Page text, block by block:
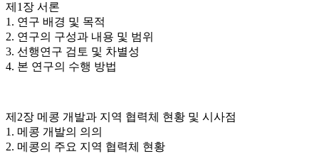
제1장 서론
1. 연구 배경 및 목적
2. 연구의 구성과 내용 및 범위
3. 선행연구 검토 및 차별성
4. 본 연구의 수행 방법
제2장 메콩 개발과 지역 협력체 현황 및 시사점
1. 메콩 개발의 의의
2. 메콩의 주요 지역 협력체 현황